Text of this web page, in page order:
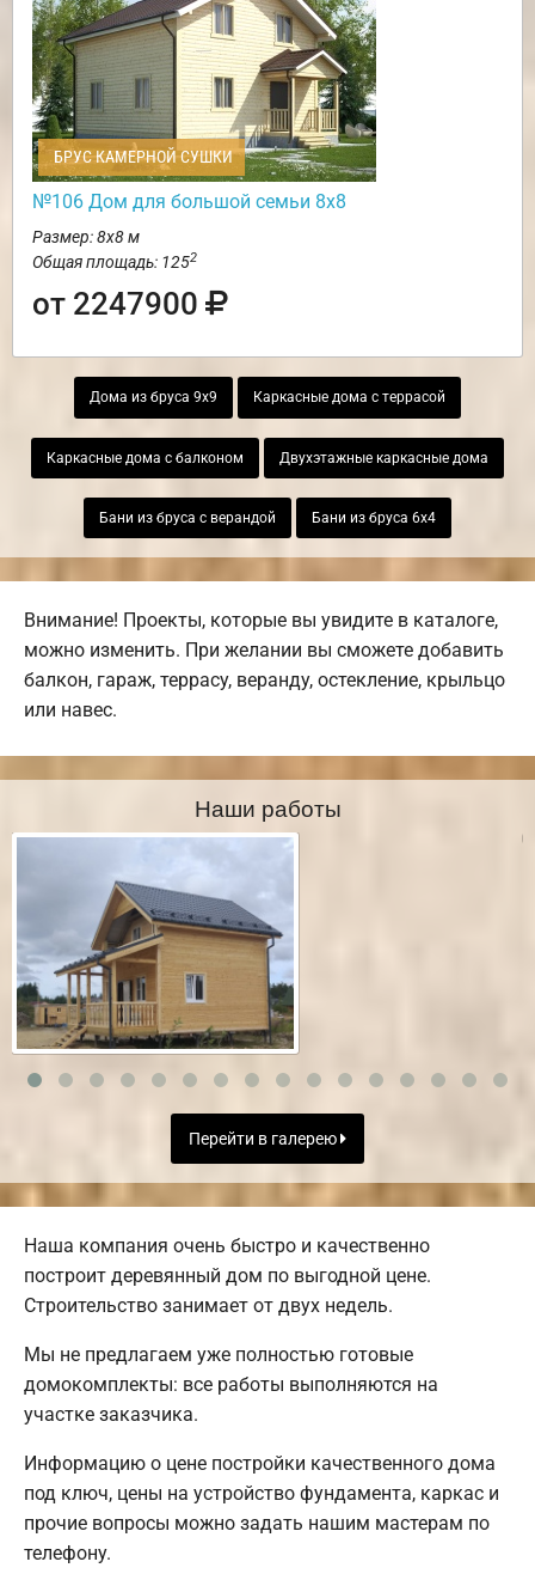
БРУС КАМЕРНОЙ СУШКИ
№106 Дом для большой семьи 8х8
Размер: 8х8 м
Общая площадь: 1252
от 2247900
Дома из бруса 9х9 Каркасные дома с террасой
Каркасные дома с балконом Двухэтажные каркасные дома
Бани из бруса с верандой Бани из бруса 6х4
Внимание! Проекты, которые вы увидите в каталоге,
можно изменить. При желании вы сможете добавить
балкон, гараж, террасу, веранду, остекление, крыльцо
или навес.
Наши работы
Перейти в галерею
Наша компания очень быстро и качественно
построит деревянный дом по выгодной цене.
Строительство занимает от двух недель.
Мы не предлагаем уже полностью готовые
домокомплекты: все работы выполняются на
участке заказчика.
Информацию о цене постройки качественного дома
под ключ, цены на устройство фундамента, каркас и
прочие вопросы можно задать нашим мастерам по
телефону.